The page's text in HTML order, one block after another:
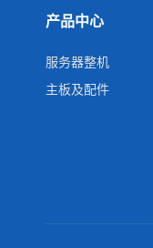
产品中心
服务器整机
主板及配件